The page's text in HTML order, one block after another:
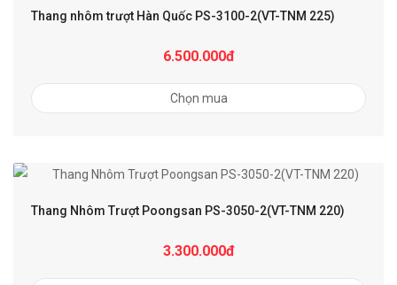
Thang nhôm trượt Hàn Quốc PS-3100-2(VT-TNM 225)
6.500.000đ
Chọn mua
Thang Nhôm Trượt Poongsan PS-3050-2(VT-TNM 220)
3.300.000đ